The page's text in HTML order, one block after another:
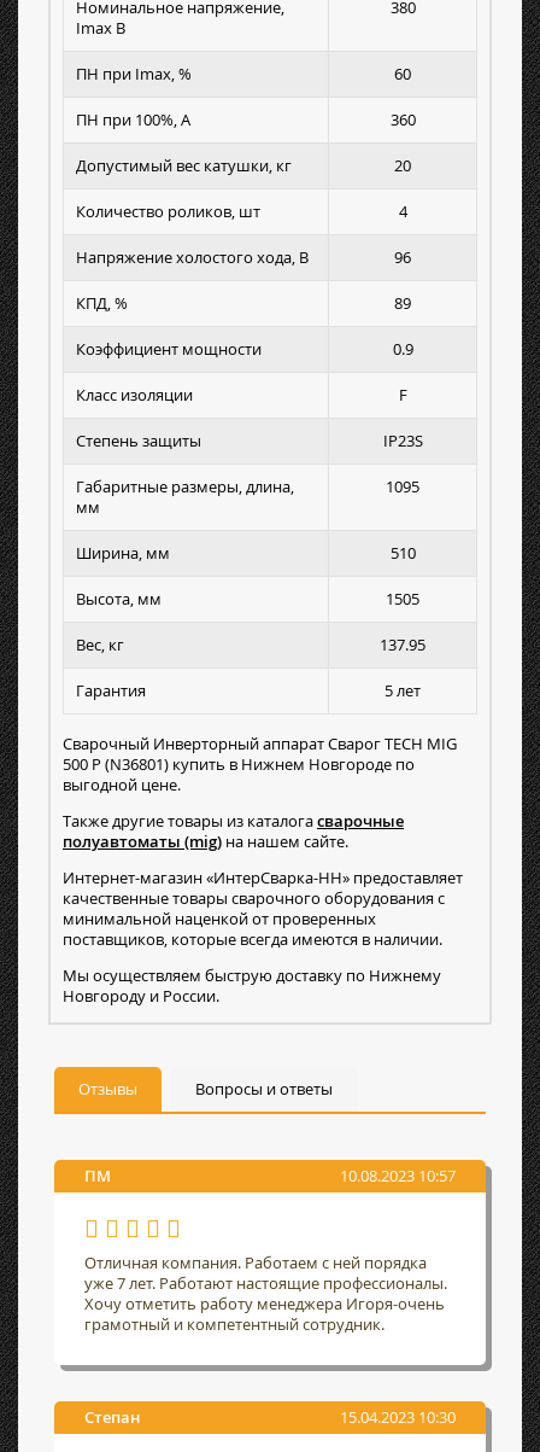
Номинальное напряжение,
Imax B
380
ПН при Imax, % 60
ПН при 100%, А 360
Допустимый вес катушки, кг 20
Количество роликов, шт 4
Напряжение холостого хода, В 96
КПД, % 89
Коэффициент мощности 0.9
Класс изоляции F
Степень защиты IP23S
Габаритные размеры, длина,
мм
1095
Ширина, мм 510
Высота, мм 1505
Вес, кг 137.95
Гарантия 5 лет
Сварочный Инверторный аппарат Сварог TECH MIG
500 P (N36801) купить в Нижнем Новгороде по
выгодной цене.
Также другие товары из каталогасварочные
полуавтоматы (mig) на нашем сайте.
Интернет-магазин «ИнтерСварка-НН» предоставляет
качественные товары сварочного оборудования с
минимальной наценкой от проверенных
поставщиков, которые всегда имеются в наличии.
Мы осуществляем быструю доставку по Нижнему
Новгороду и России.
Отзывы Вопросы и ответы
ПМ 10.08.2023 10:57
Отличная компания. Работаем с ней порядка
уже 7 лет. Работают настоящие профессионалы.
Хочу отметить работу менеджера Игоря-очень
грамотный и компетентный сотрудник.
Степан 15.04.2023 10:30